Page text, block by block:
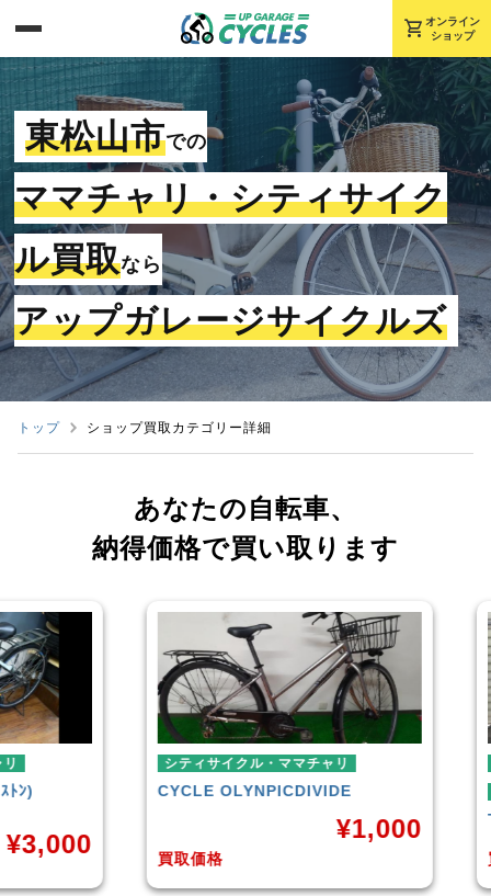
shopping_cart オンライン
ショップ
東松山市での
ママチャリ・シティサイク
ル買取なら
アップガレージサイクルズ
トップ ショップ買取カテゴリー詳細
あなたの自転車、
納得価格で買い取ります
シティサイクル・ママチャリ
CYCLE OLYNPICDIVIDE
買取価格
1,000 TERN
買取